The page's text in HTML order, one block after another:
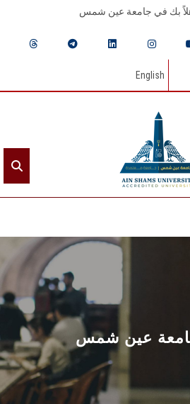
بك في جامعة عين شمس
English
الرئيسيـة
عن الجامعة
القطاعـات
الشئون الأكاديمية
جامعة عين شمس